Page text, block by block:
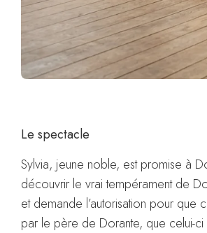
Le spectacle
Sylvia, jeune noble, est promise à
découvrir le vrai tempérament de
et demande l’autorisation pour
par le père de Dorante, que celui-